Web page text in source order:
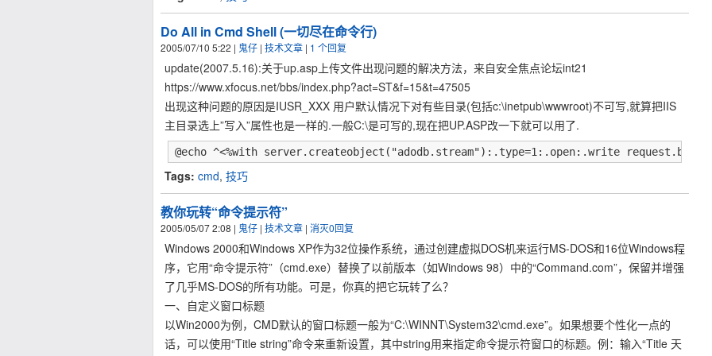
Do All in Cmd Shell (一切尽在命令行)
2005/07/10 5:22 | 鬼仔 | 技术文章 | 1 个回复
update(2007.5.16):关于up.asp上传文件出现问题的解决方法，来自安全焦点论坛int21
https://www.xfocus.net/bbs/index.php?act=ST&f=15&t=47505
出现这种问题的原因是IUSR_XXX 用户默认情况下对有些目录(包括c:\inetpub\wwwroot)不可写,就算把IIS
主目录选上”写入”属性也是一样的.一般C:\是可写的,现在把UP.ASP改一下就可以用了.
@echo ^<%with server.createobject("adodb.stream"):.type=1:.open:.write
Tags: cmd, 技巧
教你玩转“命令提示符”
2005/05/07 2:08 | 鬼仔 | 技术文章 | 消灭0回复
Windows 2000和Windows XP作为32位操作系统，通过创建虚拟DOS机来运行MS-DOS和16位Windows程
序，它用“命令提示符”（cmd.exe）替换了以前版本（如Windows 98）中的“Command.com”，保留并增强
了几乎MS-DOS的所有功能。可是，你真的把它玩转了么？
一、自定义窗口标题
以Win2000为例，CMD默认的窗口标题一般为“C:\WINNT\System32\cmd.exe”。如果想要个性化一点的
话，可以使用“Title string”命令来重新设置，其中string用来指定命令提示符窗口的标题。例：输入“Title 天